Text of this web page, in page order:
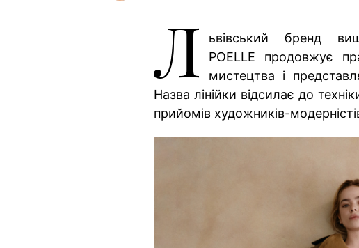
Л
ьвівський бренд
POELLE продовжує
мистецтва і
Назва лінійки відсилає до
прийомів художників-